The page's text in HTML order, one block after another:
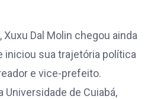
Xuxu Dal Molin chegou ainda
iniciou sua trajetória política
e vice-prefeito.
Universidade de Cuiabá,